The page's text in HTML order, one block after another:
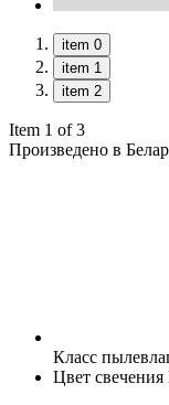
item 0
item 1
item 2
Item 1 of 3
Произведено в
Класс
Цвет свечения